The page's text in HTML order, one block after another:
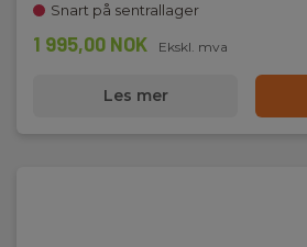
Snart på sentrallager
1 995,00 NOK Ekskl. mva
Les mer